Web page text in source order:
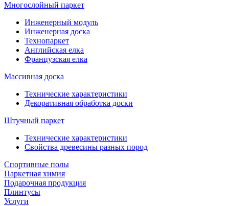
Многослойный паркет
Инженерный модуль
Инженерная доска
Технопаркет
Английская елка
Французская елка
Массивная доска
Технические характеристики
Декоративная обработка доски
Штучный паркет
Технические характеристики
Свойства древесины разных пород
Спортивные полы
Паркетная химия
Подарочная продукция
Плинтусы
Услуги